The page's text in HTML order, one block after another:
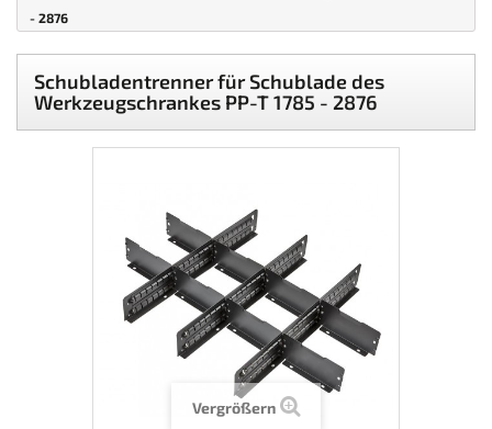
- 2876
Schubladentrenner für Schublade des
Werkzeugschrankes PP-T 1785 - 2876
Vergrößern